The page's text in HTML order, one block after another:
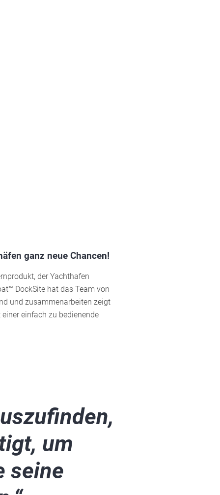
ganz neue Chancen!
der Yachthafen
DockSite hat das Team von
und zusammenarbeiten zeigt
einfach zu bedienende
um
seine